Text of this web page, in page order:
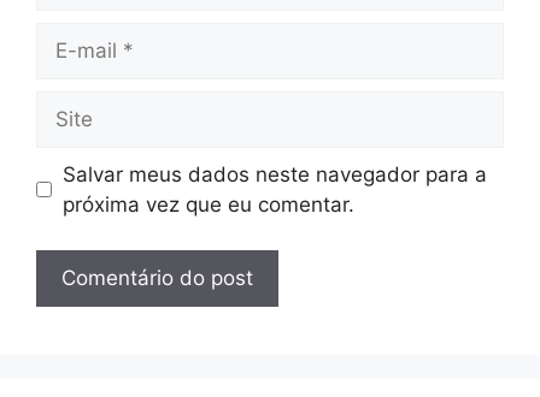
mail
Salvar meus dados neste navegador para a
próxima vez que eu comentar.